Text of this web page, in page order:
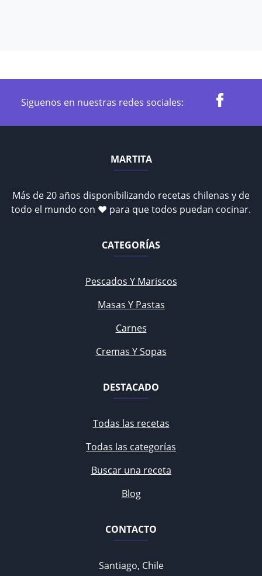
Siguenos en nuestras redes sociales:
MARTITA
Más de 20 años disponibilizando recetas chilenas y de
todo el mundo con ♥ para que todos puedan cocinar.
CATEGORÍAS
Pescados Y Mariscos
Masas Y Pastas
Carnes
Cremas Y Sopas
DESTACADO
Todas las recetas
Todas las categorías
Buscar una receta
Blog
CONTACTO
Santiago, Chile